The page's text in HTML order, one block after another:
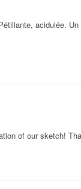
acidulée.
of our sketch!